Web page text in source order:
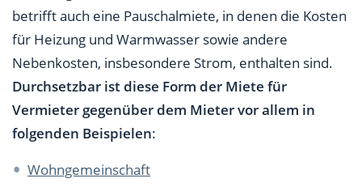
betrifft auch eine Pauschalmiete, in denen die Kosten
für Heizung und Warmwasser sowie andere
Nebenkosten, insbesondere Strom, enthalten sind.
Durchsetzbar ist diese Form der Miete für
Vermieter gegenüber dem Mieter vor allem in
folgenden Beispielen:
Wohngemeinschaft